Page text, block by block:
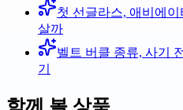
첫 선글라스, 애비에
살까
벨트 버클 종류, 사기
기
함께 볼 상품